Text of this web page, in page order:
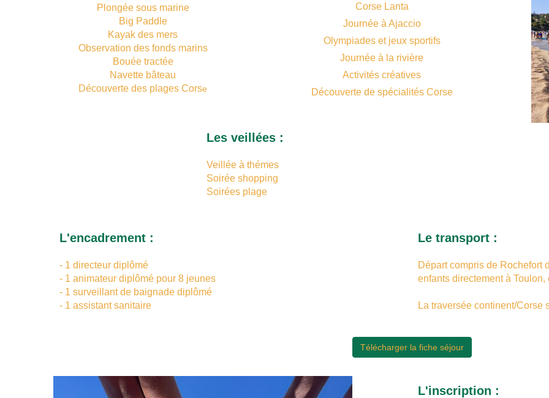
Plongée sous marine
Big Paddle
Kayak des mers
Observation des fonds marins
Bouée tractée
Navette bâteau
Découverte des plages Corse
Corse Lanta
Journée à Ajaccio
Olympiades et jeux sportifs
Journée à la rivière
Activités créatives
Découverte de spécialités Corse
Les veillées :
Veillée à thémes
Soirée shopping
Soirées plage
L'encadrement :
- 1 directeur diplômé
- 1 animateur diplômé pour 8 jeunes
- 1 surveillant de baignade diplômé
- 1 assistant sanitaire
Le transport :
Départ compris de Rochefort
enfants directement à
La traversée continent/Corse
Télécharger la fiche séjour
L'inscription :